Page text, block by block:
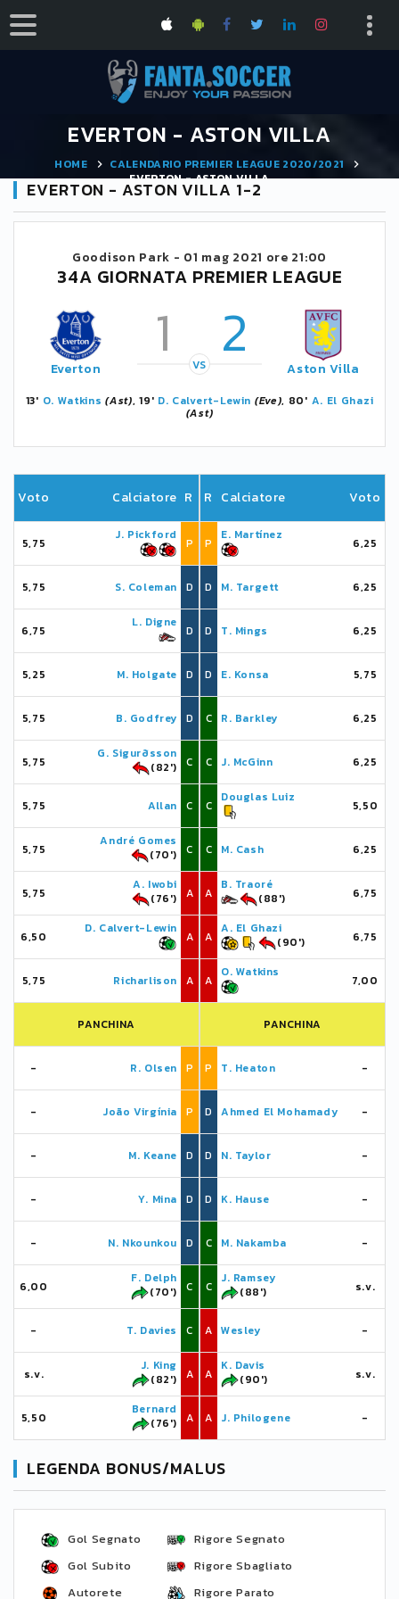
EVERTON - ASTON VILLA
HOME
CALENDARIO PREMIER LEAGUE 2020/2021
EVERTON - ASTON VILLA
EVERTON - ASTON VILLA 1-2
Goodison Park - 01 mag 2021 ore 21:00
34A GIORNATA PREMIER LEAGUE
Everton 1 2
VS Aston Villa
13' O. Watkins (Ast), 19' D. Calvert-Lewin (Eve), 80' A. El Ghazi
(Ast)
Voto Calciatore R
5,75
J. Pickford
P
5,75 S. Coleman D
6,75
L. Digne
D
5,25 M. Holgate D
5,75 B. Godfrey D
5,75
G. Sigurðsson
(82')
C
5,75 Allan C
5,75
André Gomes
(70')
C
5,75
A. Iwobi
(76')
A
6,50
D. Calvert-Lewin
A
5,75 Richarlison A
PANCHINA
- R. Olsen P
- João Virgínia P
- M. Keane D
- Y. Mina D
- N. Nkounkou D
6,00
F. Delph
(70')
C
- T. Davies C
s.v.
J. King
(82')
A
5,50
Bernard
(76')
A
R Calciatore Voto
P
E. Martínez
6,25
D M. Targett 6,25
D T. Mings 6,25
D E. Konsa 5,75
C R. Barkley 6,25
C J. McGinn 6,25
C
Douglas Luiz
5,50
C M. Cash 6,25
A
B. Traoré
(88')
6,75
A
A. El Ghazi
(90')
6,75
A
O. Watkins
7,00
PANCHINA
P T. Heaton -
D Ahmed El Mohamady -
D N. Taylor -
D K. Hause -
C M. Nakamba -
C
J. Ramsey
(88')
s.v.
A Wesley -
A
K. Davis
(90')
s.v.
A J. Philogene -
LEGENDA BONUS/MALUS
Gol Segnato
Gol Subito
Autorete
Rigore Segnato
Rigore Sbagliato
Rigore Parato